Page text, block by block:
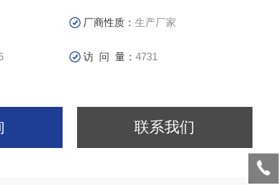
厂商性质：生产厂家
访 问 量：4731
联系我们